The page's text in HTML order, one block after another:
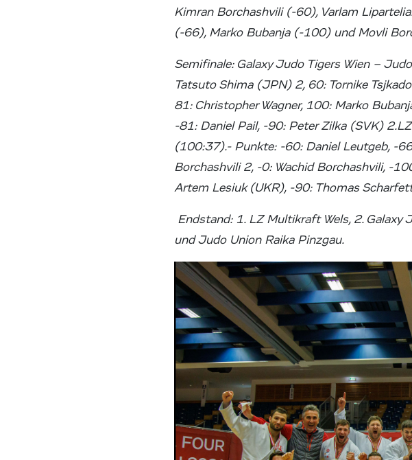
Kimran Borchashvili (-60), Varlam
(-66), Marko Bubanja (-100) und Movli
Semifinale: Galaxy Judo Tigers Wien –
Tatsuto Shima (JPN) 2, 60: Tornike
81: Christopher Wagner, 100: Marko
-81: Daniel Pail, -90: Peter Zilka (SVK)
(100:37).- Punkte: -60: Daniel Leutgeb, -
Borchashvili 2, -0: Wachid Borchashvili, -
Artem Lesiuk (UKR), -90: Thomas
Endstand: 1. LZ Multikraft Wels, 2. Galaxy
und Judo Union Raika Pinzgau.